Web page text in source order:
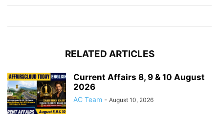
RELATED ARTICLES
Current Affairs 8, 9 & 10 August
2026
AC Team - August 10, 2026